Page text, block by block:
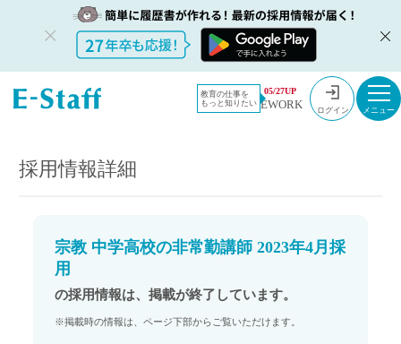
教育の仕事を
もっと知りたい
05/27UP
EWORK ログイン
教員採用情
報のイー・
採用情報
宗教 中学高校の非常勤講師 2023年4月採用
採用情報詳細
宗教 中学高校の非常勤講師 2023年4月採
用
の採用情報は、掲載が終了しています。
※掲載時の情報は、ページ下部からご覧いただけます。